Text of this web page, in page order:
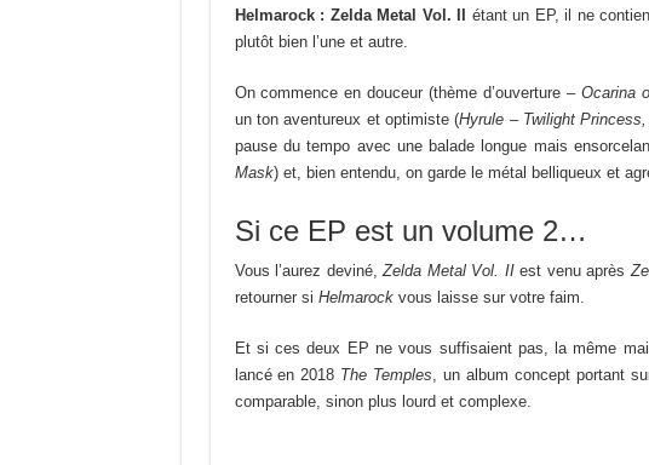
Helmarock : Zelda Metal Vol. II
étant un EP, il ne
plutôt bien l’une et autre.
On commence en douceur (thème d’ouverture – Ocarina
un ton aventureux et optimiste (Hyrule – Twilight Princess,
pause du tempo avec une balade longue mais
Mask) et, bien entendu, on garde le métal belliqueux et
Si ce EP est un volume 2…
Vous l’aurez deviné,Zelda Metal Vol. IIest venu après
retourner si Helmarockvous laisse sur votre faim.
Et si ces deux EP ne vous suffisaient pas, la même
lancé en 2018 The Temples, un album concept portant
comparable, sinon plus lourd et complexe.